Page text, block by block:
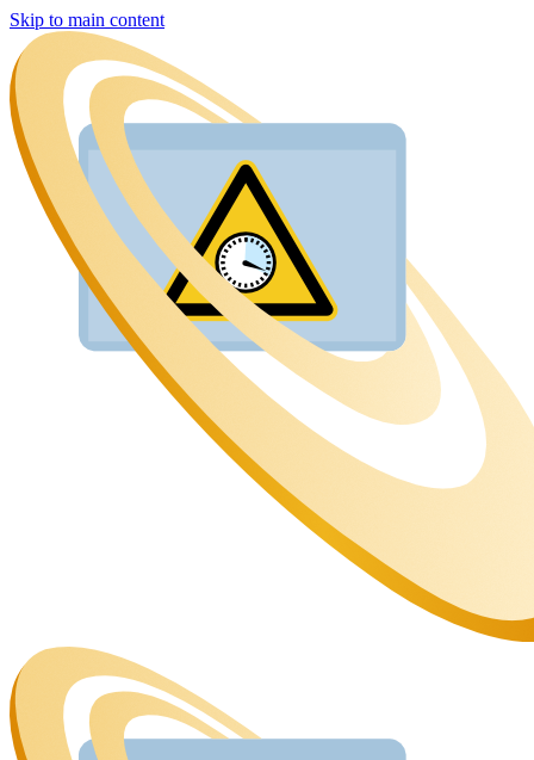
Skip to main content